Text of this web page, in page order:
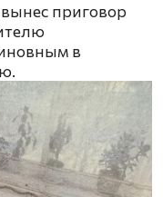
приговор
в